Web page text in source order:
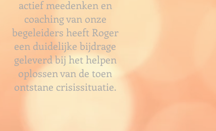
actief meedenken en
coaching van onze
begeleiders heeft Roger
een duidelijke bijdrage
geleverd bij het helpen
oplossen van de toen
ontstane crisissituatie.